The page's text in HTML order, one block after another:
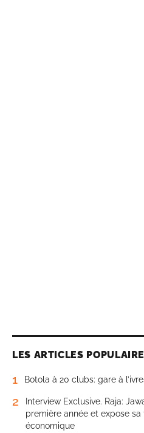
LES ARTICLES
1 Botola à 20 clubs: gare à
2
Interview Exclusive. Raja:
première année et expose
économique